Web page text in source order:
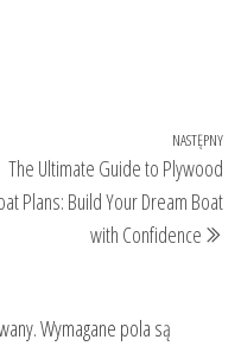
NASTĘPNY
The Ultimate Guide to Plywood
Plans: Build Your Dream Boat
with Confidence
Wymagane pola są